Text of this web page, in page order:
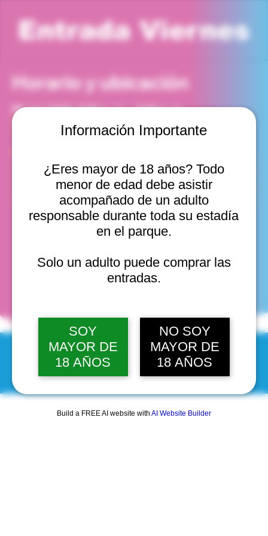
Información Importante
¿Eres mayor de 18 años? Todo
menor de edad debe asistir
acompañado de un adulto
responsable durante toda su estadía
en el parque.
Solo un adulto puede comprar las
entradas.
SOY
MAYOR DE
18 AÑOS
NO SOY
MAYOR DE
18 AÑOS
Build a FREE AI website with AI Website Builder
Entrada Viernes
Horario y ubicación
09 ene 2026, 8:00 p. m. – 9:00 p. m.
Viña del Mar, Cam. Internacional 2440, Viña del Mar,
Valparaíso, Chile
vie, 14 ago, 10:00 a. m.
vie, 14 ago, 11:00 a. m.
vie, 14 ago, 12:00 p. m.
Ver 11
fechas
© 2025 by Scantastic.